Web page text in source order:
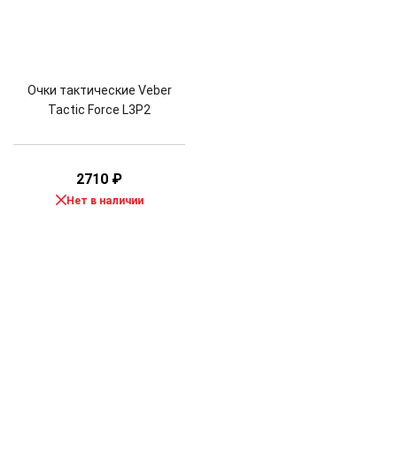
Очки тактические Veber
Tactic Force L3P2
2710 ₽
Нет в наличии